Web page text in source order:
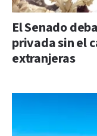
El Senado
privada sin el
extranjeras